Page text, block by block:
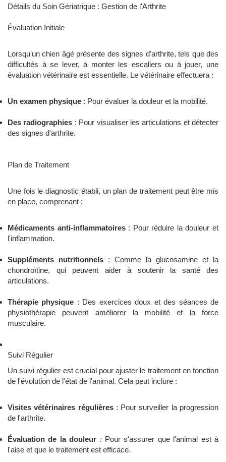
Détails du Soin Gériatrique : Gestion de l'Arthrite
Évaluation Initiale
Lorsqu'un chien âgé présente des signes d'arthrite, tels que des
difficultés à se lever, à monter les escaliers ou à jouer, une
évaluation vétérinaire est essentielle. Le vétérinaire effectuera :
Un examen physique : Pour évaluer la douleur et la mobilité.
Des radiographies : Pour visualiser les articulations et détecter
des signes d'arthrite.
Plan de Traitement
Une fois le diagnostic établi, un plan de traitement peut être mis
en place, comprenant :
Médicaments anti-inflammatoires: Pour réduire la douleur et
l'inflammation.
Suppléments nutritionnels : Comme la glucosamine et la
chondroïtine, qui peuvent aider à soutenir la santé des
articulations.
Thérapie physique : Des exercices doux et des séances de
physiothérapie peuvent améliorer la mobilité et la force
musculaire.
Suivi Régulier
Un suivi régulier est crucial pour ajuster le traitement en fonction
de l'évolution de l'état de l'animal. Cela peut inclure :
Visites vétérinaires régulières: Pour surveiller la progression
de l'arthrite.
Évaluation de la douleur : Pour s'assurer que l'animal est à
l'aise et que le traitement est efficace.